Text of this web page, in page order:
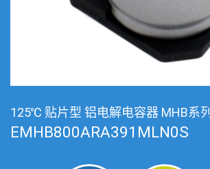
125℃ 贴片型 铝电解电容器 MHB系列
EMHB800ARA391MLN0S